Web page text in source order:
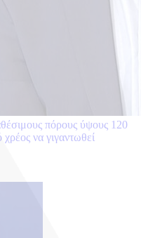
πόρους ύψους 120
να γιγαντωθεί